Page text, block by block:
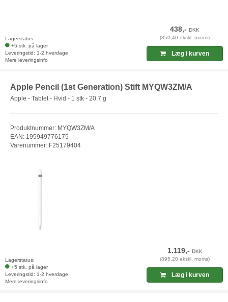
Lagerstatus:
+5 stk. på lager
Leveringstid: 1-2 hverdage
Mere leveringsinfo
438,-DKK
(350,40 ekskl. moms)
Læg i kurven
Apple Pencil (1st Generation) Stift MYQW3ZM/A
Apple - Tablet - Hvid - 1 stk - 20.7 g
Produktnummer: MYQW3ZM/A
EAN: 195949776175
Varenummer: F25179404
Lagerstatus:
+5 stk. på lager
Leveringstid: 1-2 hverdage
Mere leveringsinfo
1.119,- DKK
(895,20 ekskl. moms)
Læg i kurven